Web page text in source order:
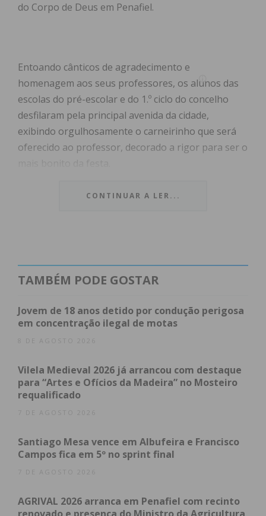
do Corpo de Deus em Penafiel.
Entoando cânticos de agradecimento e
homenagem aos seus professores, os alunos das
escolas do pré-escolar e do 1.º ciclo do concelho
desfilaram pela principal avenida da cidade,
exibindo orgulhosamente o carneirinho que será
oferecido ao professor, decorado a rigor para ser o
Em frente à Câmara Municipal, cumprimentaram o
valha muito a pena manter esta tradição, uma
Penafiel”, começou por referir Antonino de Sousa,
presidente da Câmara Municipal de Penafiel.
desfile é sinal disso. “É extraordinário porque é um
reconhecimento feito pela comunidade escolar aos
seus professores. E num tempo em que vemos os
Penafiel temos um exemplo completamente
diferente”.
Por haver “muita saudade” desta festa, a cidade
encheu-se de milhares de pessoas oriundas de
CONTINUAR A LER...
TAMBÉM PODE GOSTAR
Jovem de 18 anos detido por condução perigosa
em concentração ilegal de motas
8 DE AGOSTO 2026
Vilela Medieval 2026 já arrancou com destaque
para “Artes e Ofícios da Madeira” no Mosteiro
requalificado
7 DE AGOSTO 2026
Santiago Mesa vence em Albufeira e Francisco
Campos fica em 5º no sprint final
7 DE AGOSTO 2026
AGRIVAL 2026 arranca em Penafiel com recinto